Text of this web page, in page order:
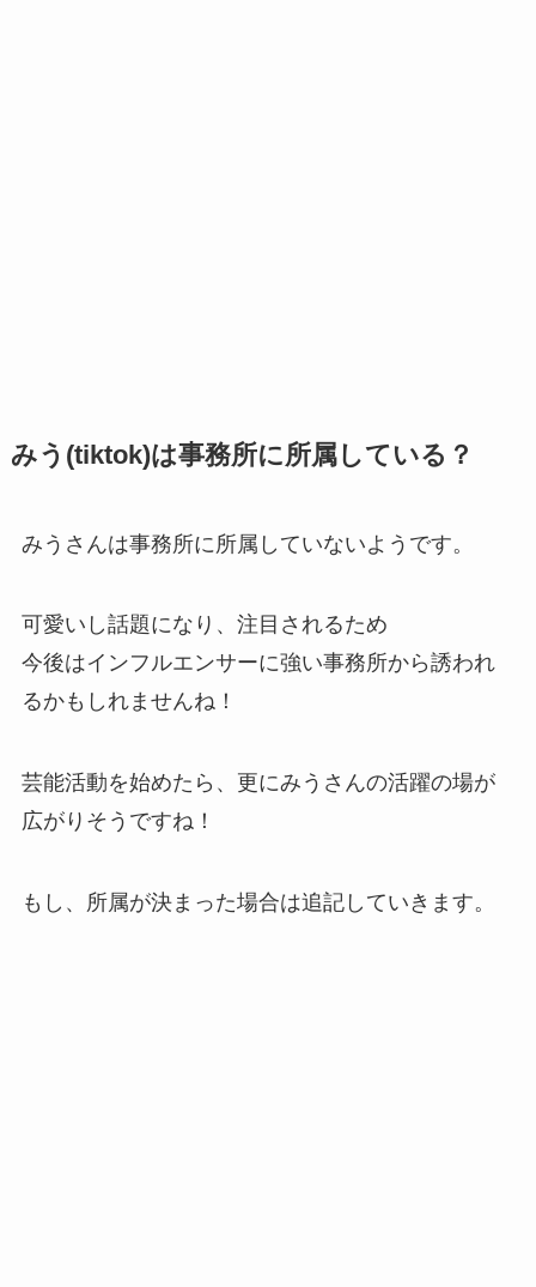
みう(tiktok)は事務所に所属している？
みうさんは事務所に所属していないようです。
可愛いし話題になり、注目されるため
今後はインフルエンサーに強い事務所から誘われ
るかもしれませんね！
芸能活動を始めたら、更にみうさんの活躍の場が
広がりそうですね！
もし、所属が決まった場合は追記していきます。